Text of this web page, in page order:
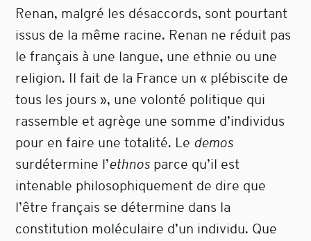
Renan, malgré les désaccords, sont pourtant
issus de la même racine. Renan ne réduit pas
le français à une langue, une ethnie ou une
religion. Il fait de la France un « plébiscite de
tous les jours », une volonté politique qui
rassemble et agrège une somme d’individus
pour en faire une totalité. Le demos
surdétermine l’ethnos parce qu’il est
intenable philosophiquement de dire que
l’être français se détermine dans la
constitution moléculaire d’un individu. Que